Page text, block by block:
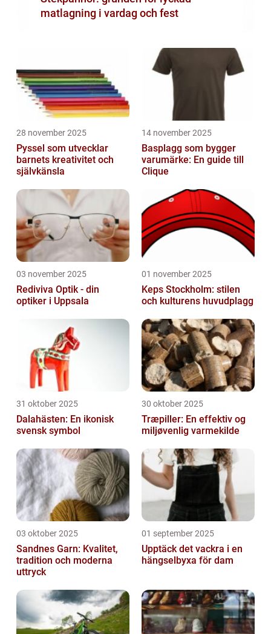
matlagning i vardag och fest
28 november 2025
Pyssel som utvecklar
barnets kreativitet och
självkänsla
14 november 2025
Basplagg som bygger
varumärke: En guide till
Clique
03 november 2025
Rediviva Optik - din
optiker i Uppsala
01 november 2025
Keps Stockholm: stilen
och kulturens huvudplagg
31 oktober 2025
Dalahästen: En ikonisk
svensk symbol
30 oktober 2025
Træpiller: En effektiv og
miljøvenlig varmekilde
03 oktober 2025
Sandnes Garn: Kvalitet,
tradition och moderna
uttryck
01 september 2025
Upptäck det vackra i en
hängselbyxa för dam